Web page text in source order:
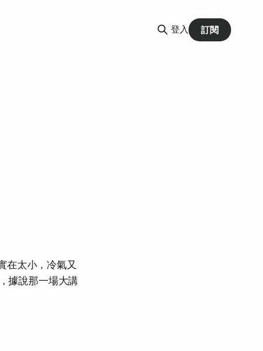
登入 訂閱
在太小，冷氣又
據說那一場大講